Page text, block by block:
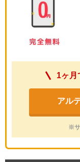
1ヶ月
アル
※サ